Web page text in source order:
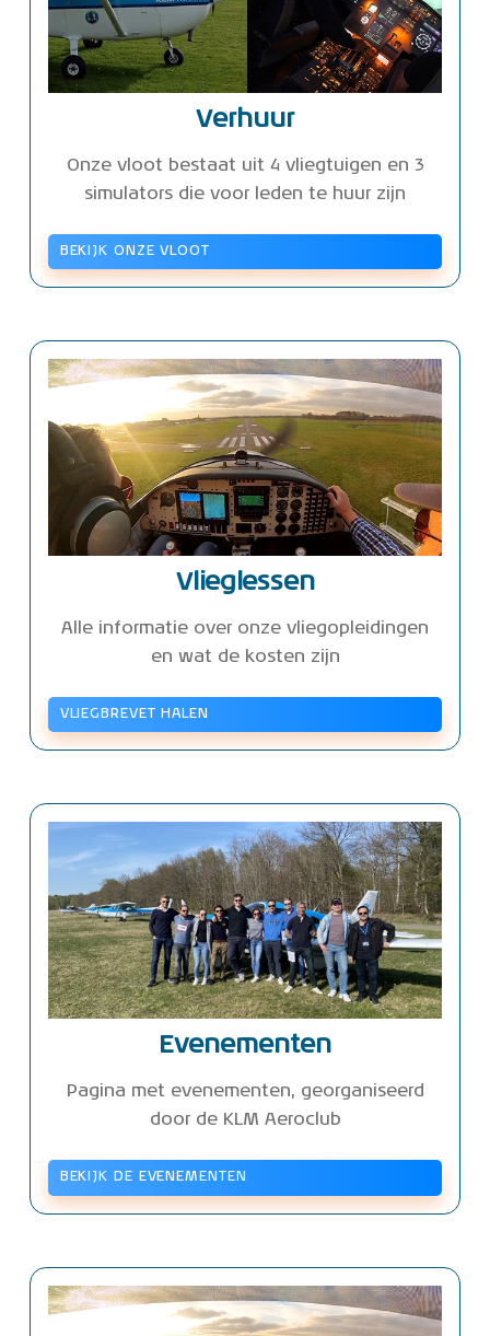
Verhuur
Onze vloot bestaat uit 4 vliegtuigen en 3
simulators die voor leden te huur zijn
BEKIJK ONZE VLOOT
Vlieglessen
Alle informatie over onze vliegopleidingen
en wat de kosten zijn
VLIEGBREVET HALEN
Evenementen
Pagina met evenementen, georganiseerd
door de KLM Aeroclub
BEKIJK DE EVENEMENTEN